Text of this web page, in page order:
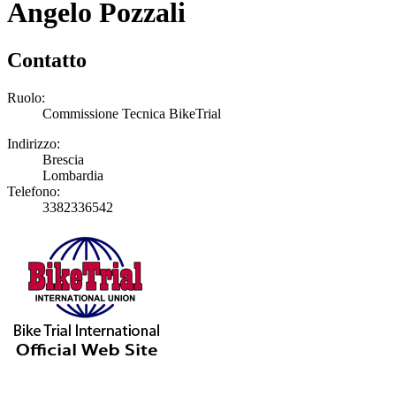
Angelo Pozzali
Contatto
Ruolo:
Commissione Tecnica BikeTrial
Indirizzo:
Brescia
Lombardia
Telefono:
3382336542